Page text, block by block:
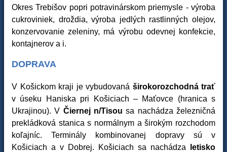
Okres Trebišov popri potravinárskom priemysle - výroba
cukroviniek, droždia, výroba jedlých rastlinných olejov,
konzervovanie zeleniny, má výrobu odevnej konfekcie,
kontajnerov a i.
DOPRAVA
V Košickom kraji je vybudovaná širokorozchodná trať
v úseku Haniska pri Košiciach – Maťovce (hranica s
Ukrajinou). V Čiernej n/Tisou sa nachádza železničná
prekládková stanica s normálnym a širokým rozchodom
koľajníc. Terminály kombinovanej dopravy sú v
Košiciach a v Dobrej. Košiciach sa nachádza
letisko